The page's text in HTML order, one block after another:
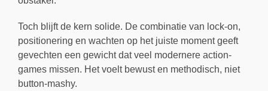
Toch blijft de kern solide. De combinatie van lock-on,
positionering en wachten op het juiste moment geeft
gevechten een gewicht dat veel modernere action-
games missen. Het voelt bewust en methodisch, niet
button-mashy.